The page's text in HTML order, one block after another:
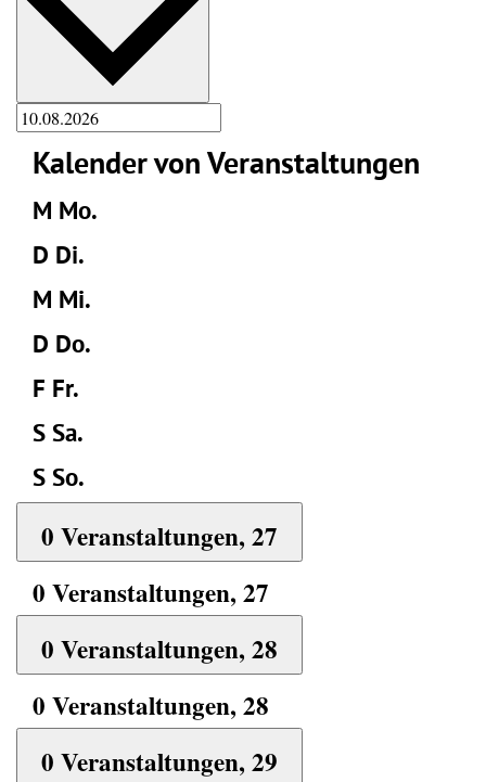
Kalender von Veranstaltungen
M Mo.
D Di.
M Mi.
D Do.
F Fr.
S Sa.
S So.
0 Veranstaltungen, 27
0 Veranstaltungen, 27
0 Veranstaltungen, 28
0 Veranstaltungen, 28
0 Veranstaltungen, 29